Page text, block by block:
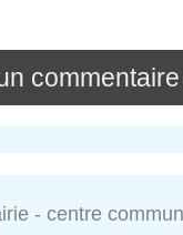
- centre